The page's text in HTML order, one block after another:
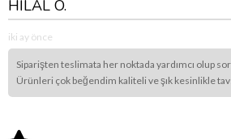
HİLAL Ö.
iki ay önce
Siparişten teslimata her noktada yardımcı olup
Ürünleri çok beğendim kaliteli ve şık kesinlikle